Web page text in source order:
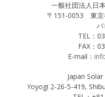
一般社団法人日
〒151-0053 東京
バロール
TEL：
FAX：
E-mail：
Japan
Yoyogi 2-26-5-419,